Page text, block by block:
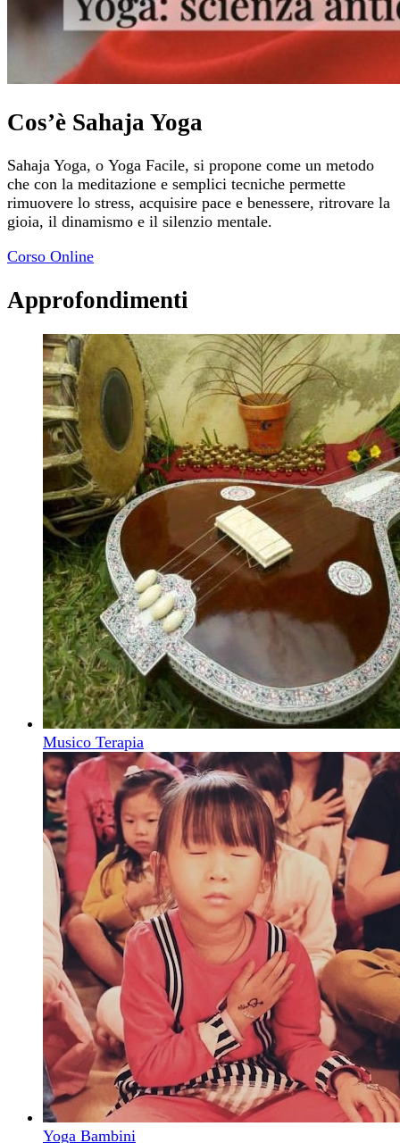
Cos’è Sahaja Yoga
Sahaja Yoga, o Yoga Facile, si propone come un metodo
che con la meditazione e semplici tecniche permette
rimuovere lo stress, acquisire pace e benessere, ritrovare la
gioia, il dinamismo e il silenzio mentale.
Corso Online
Approfondimenti
Musico Terapia
Yoga Bambini